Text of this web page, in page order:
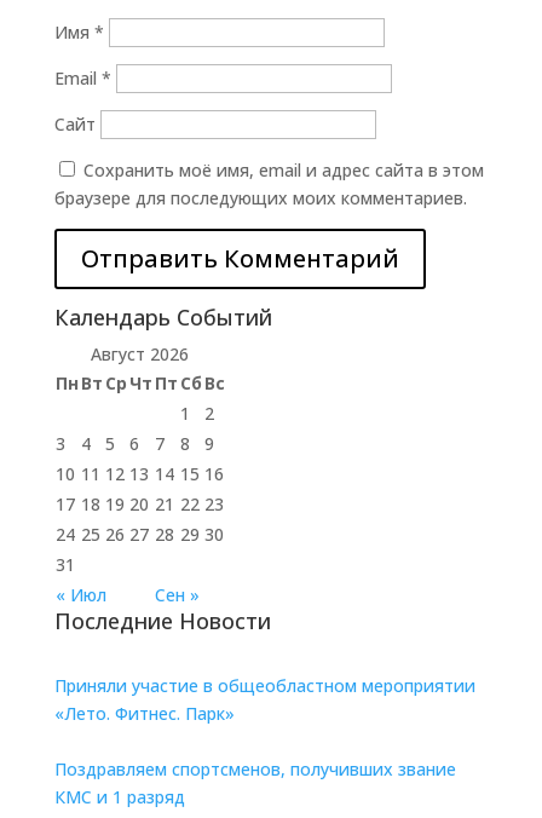
Имя *
Email *
Сайт
Сохранить моё имя, email и адрес сайта в этом
браузере для последующих моих комментариев.
Календарь Событий
Август 2026
Пн Вт Ср Чт Пт Сб Вс
« Июл Сен »
1
2
3
4 5 6 7 8
9
10 11 12 13 14 15 16
17 18 19 20 21 22 23
24 25 26 27 28 29 30
31
Последние Новости
Приняли участие в общеобластном мероприятии
«Лето. Фитнес. Парк»
Поздравляем спортсменов, получивших звание
КМС и 1 разряд